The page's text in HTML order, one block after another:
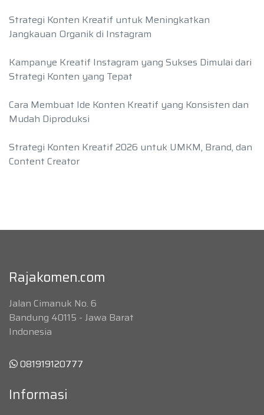
Strategi Konten Kreatif untuk Meningkatkan
Jangkauan Organik di Instagram
Kampanye Kreatif Instagram yang Sukses Dimulai dari
Strategi Konten yang Tepat
Cara Membuat Ide Konten Kreatif yang Konsisten dan
Mudah Diproduksi
Strategi Konten Kreatif 2026 untuk UMKM, Brand, dan
Content Creator
Rajakomen.com
Jalan Cimanuk No. 6
Bandung 40115 - Jawa Barat
Indonesia
081919120777
Informasi